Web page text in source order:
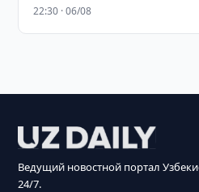
22:30 · 06/08
Ведущий новостной портал
24/7.